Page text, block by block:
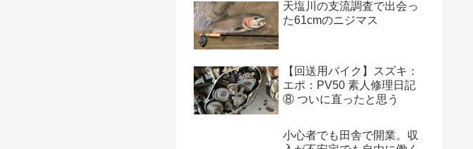
天塩川の支流調査で出会っ
た61cmのニジマス
【回送用バイク】スズキ：
エポ：PV50 素人修理日記
⑧ ついに直ったと思う
小心者でも田舎で開業。収